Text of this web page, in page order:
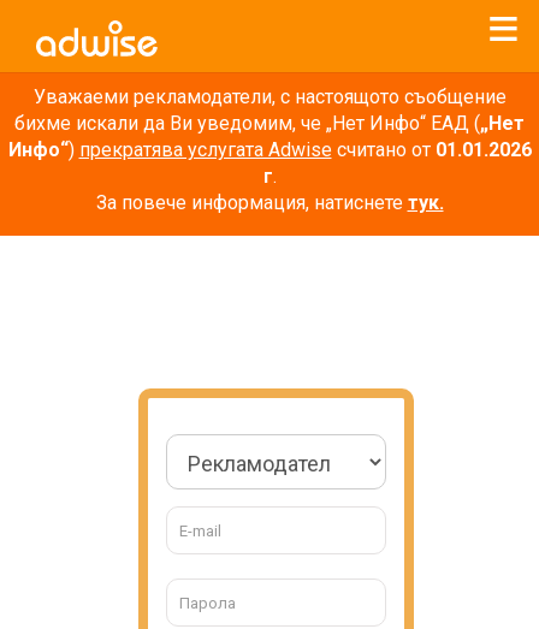
Уважаеми рекламодатели, с настоящото съобщение
бихме искали да Ви уведомим, че „Нет Инфо“ ЕАД („Нет
Инфо“) прекратява услугата Adwiseсчитано от 01.01.2026
г.
За повече информация, натиснете тук.